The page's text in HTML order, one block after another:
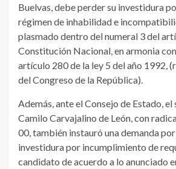
Buelvas, debe perder su investidura
régimen de inhabilidad e
plasmado dentro del numeral 3 del
Constitución Nacional, en armonia
artículo 280 de la ley 5 del año 1992,
del Congreso de la República).
Además, ante el Consejo de Estado,
Camilo Carvajalino de León, con
00, también instauró una demanda
investidura por incumplimiento de
candidato de acuerdo a lo anunciado